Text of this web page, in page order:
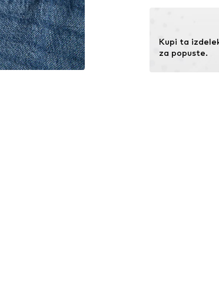
https://
Kupi ta
za popuste.